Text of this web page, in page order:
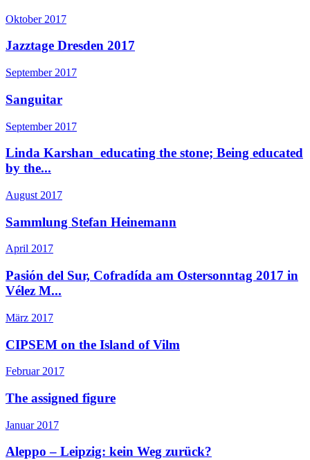
Oktober 2017
Jazztage Dresden 2017
September 2017
Sanguitar
September 2017
Linda Karshan_educating the stone; Being educated
by the...
August 2017
Sammlung Stefan Heinemann
April 2017
Pasión del Sur, Cofradída am Ostersonntag 2017 in
Vélez M...
März 2017
CIPSEM on the Island of Vilm
Februar 2017
The assigned figure
Januar 2017
Aleppo – Leipzig: kein Weg zurück?